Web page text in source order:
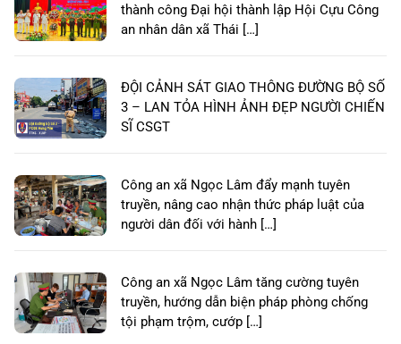
thành công Đại hội thành lập Hội Cựu Công
an nhân dân xã Thái […]
ĐỘI CẢNH SÁT GIAO THÔNG ĐƯỜNG BỘ SỐ
3 – LAN TỎA HÌNH ẢNH ĐẸP NGƯỜI CHIẾN
SĨ CSGT
Công an xã Ngọc Lâm đẩy mạnh tuyên
truyền, nâng cao nhận thức pháp luật của
người dân đối với hành […]
Công an xã Ngọc Lâm tăng cường tuyên
truyền, hướng dẫn biện pháp phòng chống
tội phạm trộm, cướp […]